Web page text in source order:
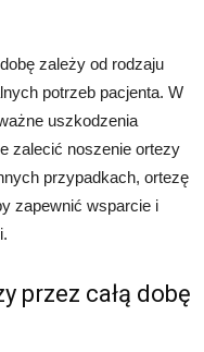
zależy od rodzaju
potrzeb pacjenta. W
uszkodzenia
zalecić noszenie ortezy
przypadkach, ortezę
zapewnić wsparcie i
przez całą dobę